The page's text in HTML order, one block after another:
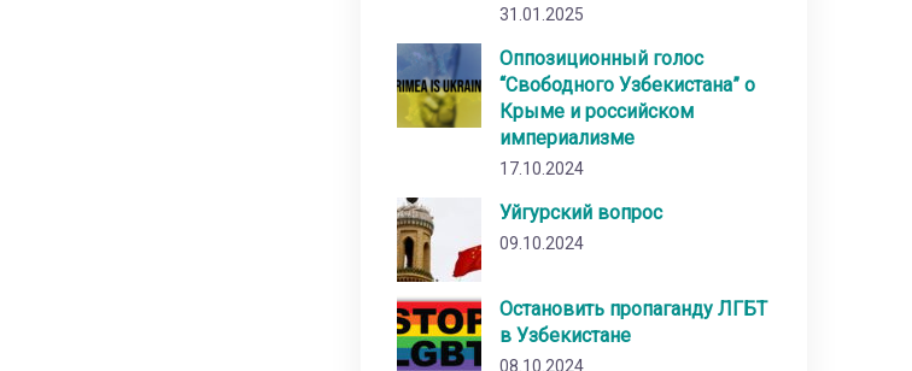
31.01.2025
Оппозиционный голос
“Свободного Узбекистана” о
Крыме и российском
империализме
17.10.2024
Уйгурский вопрос
09.10.2024
Остановить пропаганду ЛГБТ
в Узбекистане
08.10.2024